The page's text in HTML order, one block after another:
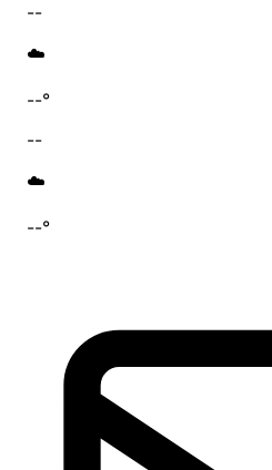
--
☁️
--°
--
☁️
--°